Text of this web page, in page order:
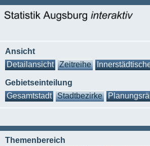
Ansicht
Detailansicht
Zeitreihe
Gebietseinteilung
Gesamtstadt
Stadtbezirke
Themenbereich